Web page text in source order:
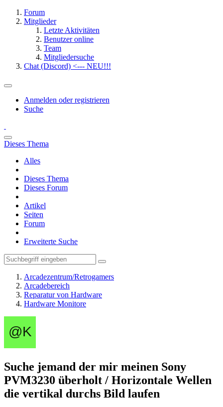
Forum
Mitglieder
Letzte Aktivitäten
Benutzer online
Team
Mitgliedersuche
Chat (Discord) <--- NEU!!!
Anmelden oder registrieren
Suche
Dieses Thema
Alles
Dieses Thema
Dieses Forum
Artikel
Seiten
Forum
Erweiterte Suche
Arcadezentrum/Retrogamers
Arcadebereich
Reparatur von Hardware
Hardware Monitore
Suche jemand der mir meinen Sony
PVM3230 überholt / Horizontale Wellen
die vertikal durchs Bild laufen